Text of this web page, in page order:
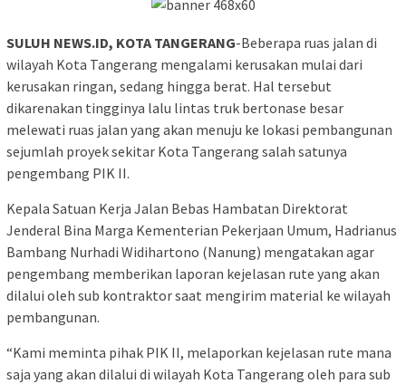
SULUH NEWS.ID, KOTA TANGERANG-Beberapa ruas jalan di
wilayah Kota Tangerang mengalami kerusakan mulai dari
kerusakan ringan, sedang hingga berat. Hal tersebut
dikarenakan tingginya lalu lintas truk bertonase besar
melewati ruas jalan yang akan menuju ke lokasi pembangunan
sejumlah proyek sekitar Kota Tangerang salah satunya
pengembang PIK II.
Kepala Satuan Kerja Jalan Bebas Hambatan Direktorat
Jenderal Bina Marga Kementerian Pekerjaan Umum, Hadrianus
Bambang Nurhadi Widihartono (Nanung) mengatakan agar
pengembang memberikan laporan kejelasan rute yang akan
dilalui oleh sub kontraktor saat mengirim material ke wilayah
pembangunan.
“Kami meminta pihak PIK II, melaporkan kejelasan rute mana
saja yang akan dilalui di wilayah Kota Tangerang oleh para sub